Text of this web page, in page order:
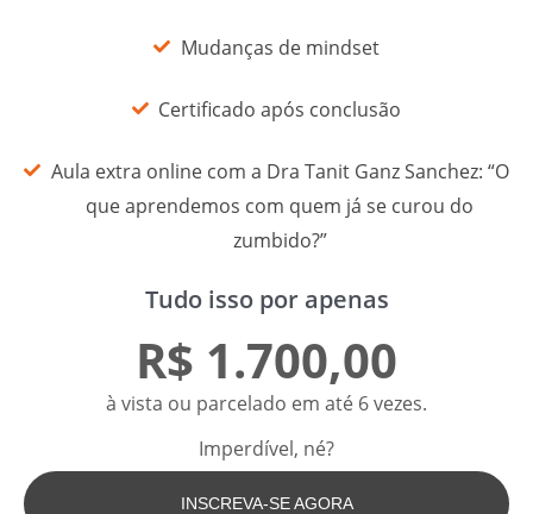
Mudanças de mindset
Certificado após conclusão
Aula extra online com a Dra Tanit Ganz Sanchez: “O
que aprendemos com quem já se curou do
zumbido?”
Tudo isso por apenas
R$ 1.700,00
à vista ou parcelado em até 6 vezes.
Imperdível, né?
INSCREVA-SE AGORA